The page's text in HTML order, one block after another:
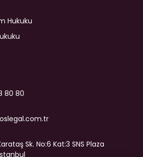
Hukuku
80 80
Sk. No:6 Kat:3 SNS Plaza